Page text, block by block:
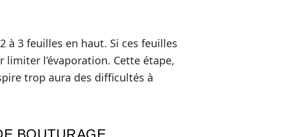
à 3 feuilles en haut. Si ces feuilles
l’évaporation. Cette étape,
trop aura des difficultés à
BOUTURAGE